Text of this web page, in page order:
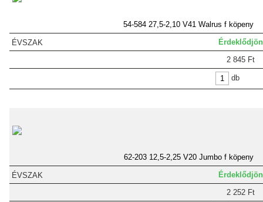
54-584 27,5-2,10 V41 Walrus f köpeny
Érdeklődjön
2 845 Ft
db
62-203 12,5-2,25 V20 Jumbo f köpeny
Érdeklődjön
2 252 Ft